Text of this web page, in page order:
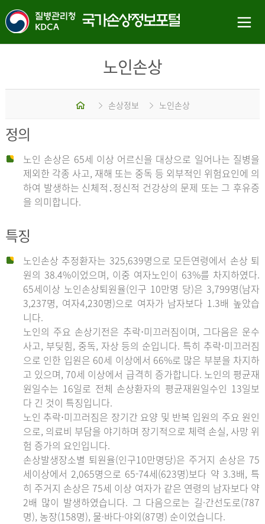
노인손상
홈 손상정보 노인손상
정의
노인 손상은 65세 이상 어르신을 대상으로 일어나는 질병을
제외한 각종 사고, 재해 또는 중독 등 외부적인 위험요인에 의
하여 발생하는 신체적․정신적 건강상의 문제 또는 그 후유증
을 의미합니다.
특징
노인손상 추정환자는 325,639명으로 모든연령에서 손상 퇴
원의 38.4%이었으며, 이중 여자노인이 63%를 차지하였다.
65세이상 노인손상퇴원율(인구 10만명 당)은 3,799명(남자
3,237명, 여자4,230명)으로 여자가 남자보다 1.3배 높았습
니다.
노인의 주요 손상기전은 추락⋅미끄러짐이며, 그다음은 운수
사고, 부딪힘, 중독, 자상 등의 순입니다. 특히 추락⋅미끄러짐
으로 인한 입원은 60세 이상에서 66%로 많은 부분을 차지하
고 있으며, 70세 이상에서 급격히 증가합니다. 노인의 평균재
원일수는 16일로 전체 손상환자의 평균재원일수인 13일보
다 긴 것이 특징입니다.
노인 추락⋅미끄러짐은 장기간 요양 및 반복 입원의 주요 원인
으로, 의료비 부담을 야기하며 장기적으로 체력 손실, 사망 위
험 증가의 요인입니다.
손상발생장소별 퇴원율(인구10만명당)은 주거지 손상은 75
세이상에서 2,065명으로 65-74세(623명)보다 약 3.3배, 특
히 주거지 손상은 75세 이상 여자가 같은 연령의 남자보다 약
2배 많이 발생하였습니다. 그 다음으로는 길·간선도로(787
명), 농장(158명), 물·바다·야외(87명) 순이었습니다.